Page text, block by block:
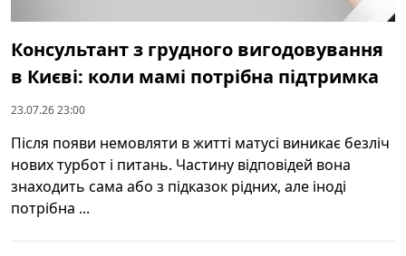
Консультант з грудного вигодовування
в Києві: коли мамі потрібна підтримка
23.07.26 23:00
Після появи немовляти в житті матусі виникає безліч
нових турбот і питань. Частину відповідей вона
знаходить сама або з підказок рідних, але іноді
потрібна ...